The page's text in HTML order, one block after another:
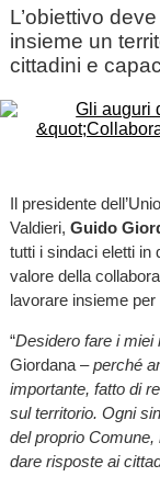
L’obiettivo
insieme un
cittadini e
Il presidente
Valdieri, Guido
tutti i sindaci eletti in
valore della
lavorare insieme
“Desidero fare i miei
Giordana –perché
importante, fatto di
sul territorio. Ogni
del proprio
dare risposte ai